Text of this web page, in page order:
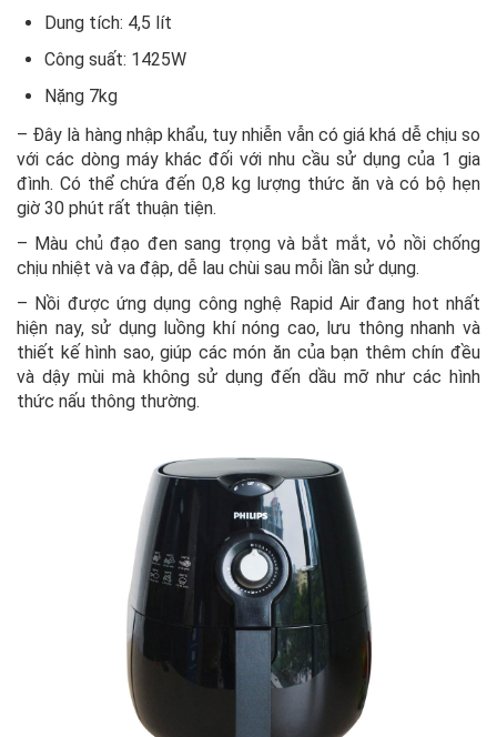
Dung tích: 4,5 lít
Công suất: 1425W
Nặng 7kg
– Đây là hàng nhập khẩu, tuy nhiễn vẫn có giá khá dễ chịu so
với các dòng máy khác đối với nhu cầu sử dụng của 1 gia
đình. Có thể chứa đến 0,8 kg lượng thức ăn và có bộ hẹn
giờ 30 phút rất thuận tiện.
– Màu chủ đạo đen sang trọng và bắt mắt, vỏ nồi chống
chịu nhiệt và va đập, dễ lau chùi sau mỗi lần sử dụng.
– Nồi được ứng dụng công nghệ Rapid Air đang hot nhất
hiện nay, sử dụng luồng khí nóng cao, lưu thông nhanh và
thiết kế hình sao, giúp các món ăn của bạn thêm chín đều
và dậy mùi mà không sử dụng đến dầu mỡ như các hình
thức nấu thông thường.